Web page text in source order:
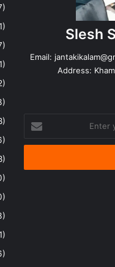
Slesh
Email:
Address:
your
Email